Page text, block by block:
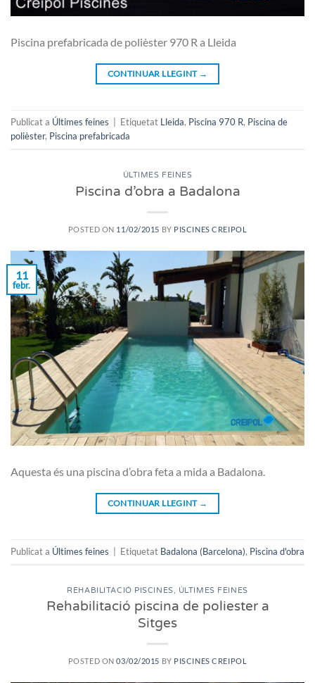
Piscina prefabricada de polièster 970 R a Lleida
CONTINUAR LLEGINT →
Publicat a Últimes feines Etiquetat Lleida, Piscina 970 R, Piscina de
polièster, Piscina prefabricada
ÚLTIMES FEINES
Piscina d’obra a Badalona
POSTED ON 11/02/2015 BY PISCINES CREIPOL
11
febr.
Aquesta és una piscina d’obra feta a mida a Badalona.
CONTINUAR LLEGINT →
Publicat a Últimes feines Etiquetat Badalona (Barcelona), Piscina d'obra
REHABILITACIÓ PISCINES ÚLTIMES FEINES
Rehabilitació piscina de poliester a
Sitges
POSTED ON03/02/2015 BY PISCINES CREIPOL